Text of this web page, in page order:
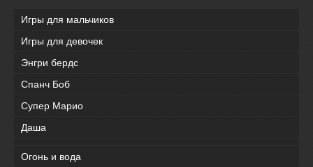
Игры для мальчиков
Игры для девочек
Энгри бердс
Спанч Боб
Супер Марио
Даша
Огонь и вода